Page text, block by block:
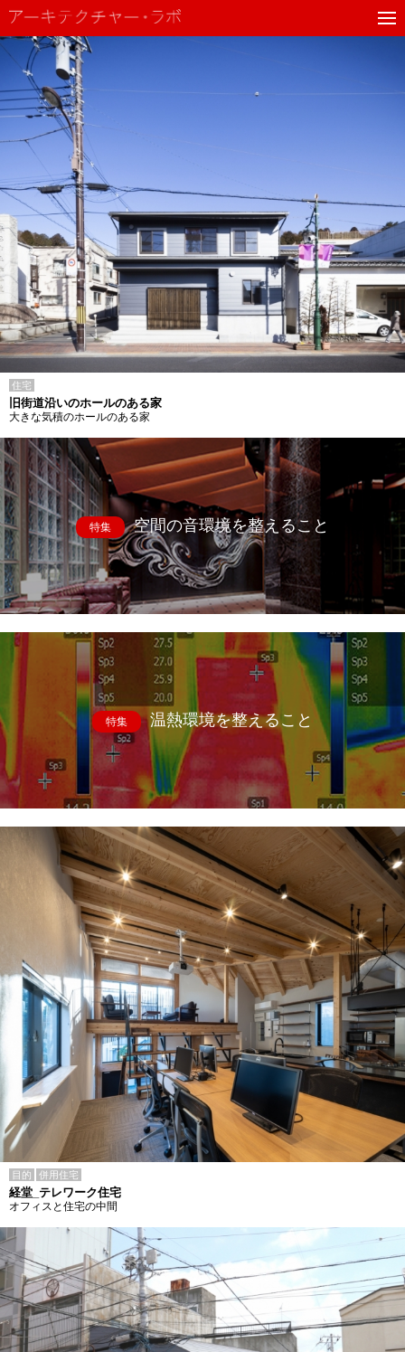
住宅
旧街道沿いのホールのある家
大きな気積のホールのある家
特集 空間の音環境を整えること
特集 温熱環境を整えること
目的 併用住宅
経堂_テレワーク住宅
オフィスと住宅の中間